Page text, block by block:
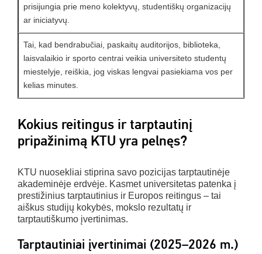
prisijungia prie meno kolektyvų, studentiškų organizacijų
ar iniciatyvų.
Tai, kad bendrabučiai, paskaitų auditorijos, biblioteka,
laisvalaikio ir sporto centrai veikia universiteto studentų
miestelyje, reiškia, jog viskas lengvai pasiekiama vos per
kelias minutes.
Kokius reitingus ir tarptautinį
pripažinimą KTU yra pelnęs?
KTU nuosekliai stiprina savo pozicijas tarptautinėje
akademinėje erdvėje. Kasmet universitetas patenka į
prestižinius tarptautinius ir Europos reitingus – tai
aiškus studijų kokybės, mokslo rezultatų ir
tarptautiškumo įvertinimas.
Tarptautiniai įvertinimai (2025–2026 m.)